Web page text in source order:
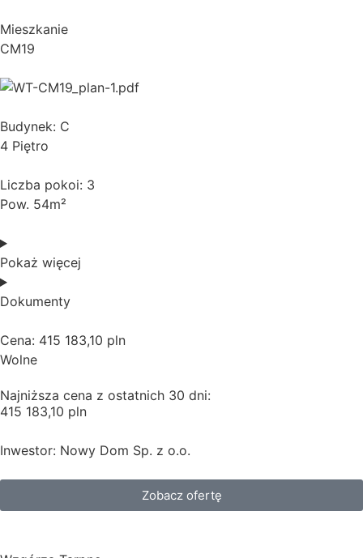
Mieszkanie
CM19
Budynek: C
4 Piętro
Liczba pokoi: 3
Pow. 54m²
Pokaż więcej
Dokumenty
Cena: 415 183,10 pln
Wolne
Najniższa cena z ostatnich 30 dni:
415 183,10 pln
Inwestor: Nowy Dom Sp. z o.o.
Zobacz ofertę